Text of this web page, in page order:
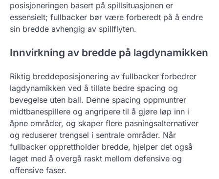
posisjoneringen basert på spillsituasjonen er
essensielt; fullbacker bør være forberedt på å endre
sin bredde avhengig av spillflyten.
Innvirkning av bredde på lagdynamikken
Riktig breddeposisjonering av fullbacker forbedrer
lagdynamikken ved å tillate bedre spacing og
bevegelse uten ball. Denne spacing oppmuntrer
midtbanespillere og angripere til å gjøre løp inn i
åpne områder, og skaper flere pasningsalternativer
og reduserer trengsel i sentrale områder. Når
fullbacker opprettholder bredde, hjelper det også
laget med å overgå raskt mellom defensive og
offensive faser.